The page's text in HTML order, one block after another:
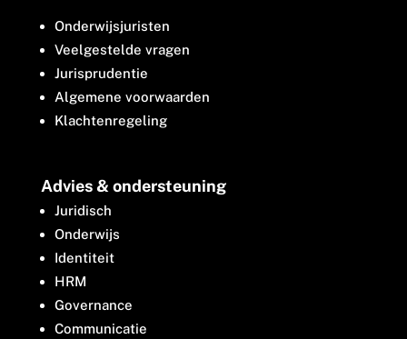
Onderwijsjuristen
Veelgestelde vragen
Jurisprudentie
Algemene voorwaarden
Klachtenregeling
Advies & ondersteuning
Juridisch
Onderwijs
Identiteit
HRM
Governance
Communicatie